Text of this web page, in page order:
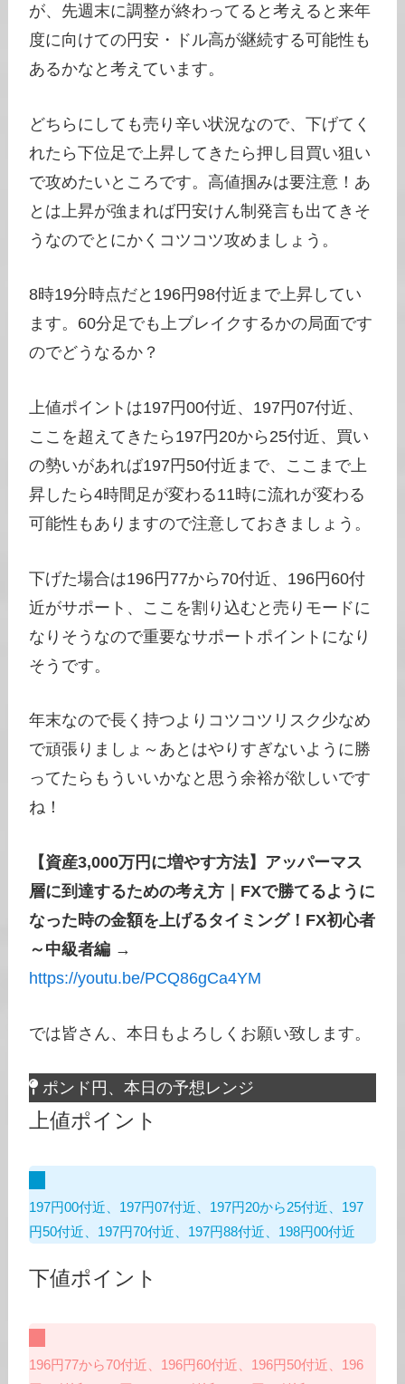
が、先週末に調整が終わってると考えると来年
度に向けての円安・ドル高が継続する可能性も
あるかなと考えています。
どちらにしても売り辛い状況なので、下げてく
れたら下位足で上昇してきたら押し目買い狙い
で攻めたいところです。高値掴みは要注意！あ
とは上昇が強まれば円安けん制発言も出てきそ
うなのでとにかくコツコツ攻めましょう。
8時19分時点だと196円98付近まで上昇してい
ます。60分足でも上ブレイクするかの局面です
のでどうなるか？
上値ポイントは197円00付近、197円07付近、
ここを超えてきたら197円20から25付近、買い
の勢いがあれば197円50付近まで、ここまで上
昇したら4時間足が変わる11時に流れが変わる
可能性もありますので注意しておきましょう。
下げた場合は196円77から70付近、196円60付
近がサポート、ここを割り込むと売りモードに
なりそうなので重要なサポートポイントになり
そうです。
年末なので長く持つよりコツコツリスク少なめ
で頑張りましょ～あとはやりすぎないように勝
ってたらもういいかなと思う余裕が欲しいです
ね！
【資産3,000万円に増やす方法】アッパーマス
層に到達するための考え方｜FXで勝てるように
なった時の金額を上げるタイミング！FX初心者
～中級者編 →
https://youtu.be/PCQ86gCa4YM
では皆さん、本日もよろしくお願い致します。
ポンド円、本日の予想レンジ
上値ポイント
197円00付近、197円07付近、197円20から25付近、197
円50付近、197円70付近、197円88付近、198円00付近
下値ポイント
196円77から70付近、196円60付近、196円50付近、196